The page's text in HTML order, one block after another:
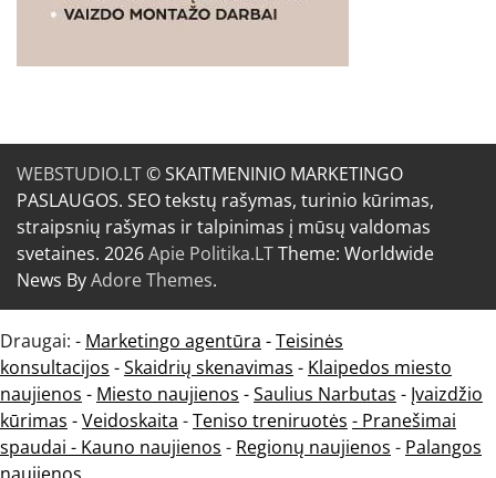
WEBSTUDIO.LT© SKAITMENINIO MARKETINGO
PASLAUGOS. SEO tekstų rašymas, turinio kūrimas,
straipsnių rašymas ir talpinimas į mūsų valdomas
svetaines. 2026Apie Politika.LTTheme: Worldwide
News ByAdore Themes.
Draugai: - Marketingo agentūra -Teisinės
konsultacijos -Skaidrių skenavimas - Klaipedos miesto
naujienos - Miesto naujienos -Saulius Narbutas - Įvaizdžio
kūrimas -Veidoskaita -Teniso treniruotės - Pranešimai
spaudai - Kauno naujienos - Regionų naujienos - Palangos